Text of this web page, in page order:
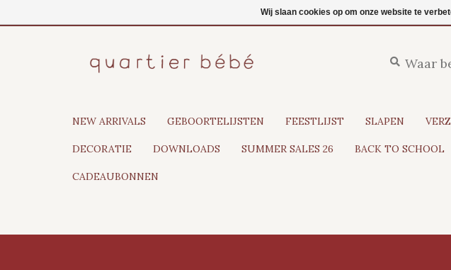
NEW ARRIVALS GEBOORTELIJSTEN FEESTLIJST SLAPEN
DECORATIE DOWNLOADS SUMMER SALES 26 BACK TO SCHOOL
CADEAUBONNEN
Wij slaan cookies op om onze website te